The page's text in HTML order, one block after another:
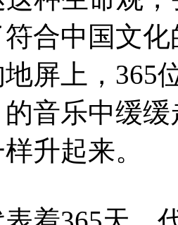
合中国文
屏上，365
音乐中缓
升起来。